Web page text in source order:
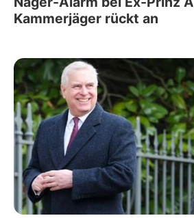
Kammerjäger rückt an